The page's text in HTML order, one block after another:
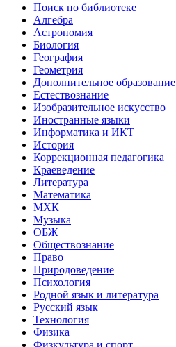
Поиск по библиотеке
Алгебра
Астрономия
Биология
География
Геометрия
Дополнительное образование
Естествознание
Изобразительное искусство
Иностранные языки
Информатика и ИКТ
История
Коррекционная педагогика
Краеведение
Литература
Математика
МХК
Музыка
ОБЖ
Обществознание
Право
Природоведение
Психология
Родной язык и литература
Русский язык
Технология
Физика
Физкультура и спорт